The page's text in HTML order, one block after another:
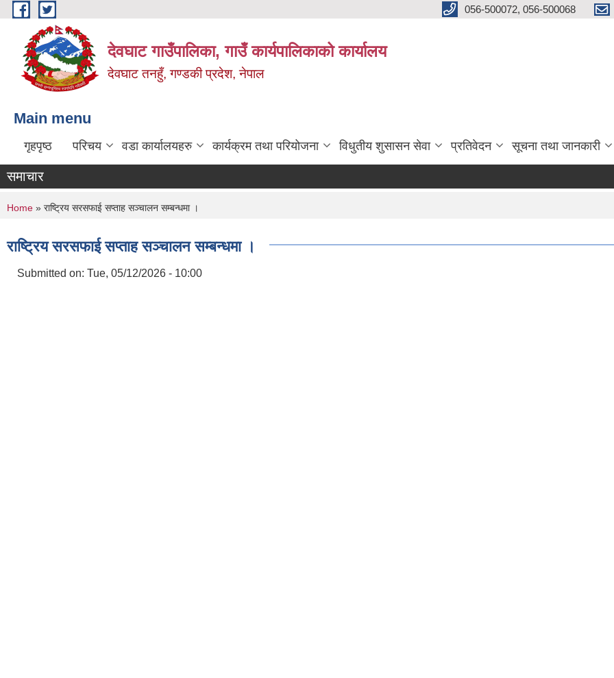
Skip to main content 056-500072, 056-500068
देवघाट गाउँपालिका, गाउँ कार्यपालिकाको कार्यालय
देवघाट तनहुँ, गण्डकी प्रदेश, नेपाल
Main menu
गृहपृष्ठ परिचय वडा कार्यालयहरु कार्यक्रम तथा परियोजना विधुतीय शुसासन सेवा प्रतिवेदन सूचना तथा जानकारी
समाचार
You are here
Home » राष्ट्रिय सरसफाई सप्ताह सञ्चालन सम्बन्धमा ।
राष्ट्रिय सरसफाई सप्ताह सञ्चालन सम्बन्धमा ।
Submitted on: Tue, 05/12/2026 - 10:00